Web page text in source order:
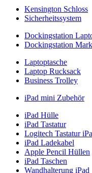
Kensington Schloss
Sicherheitssystem
Dockingstation
Dockingstation
Laptoptasche
Laptop Rucksack
Business Trolley
iPad mini Zubehör
iPad Hülle
iPad Tastatur
Logitech Tastatur
iPad Ladekabel
Apple Pencil Hüllen
iPad Taschen
Wandhalterung iPad